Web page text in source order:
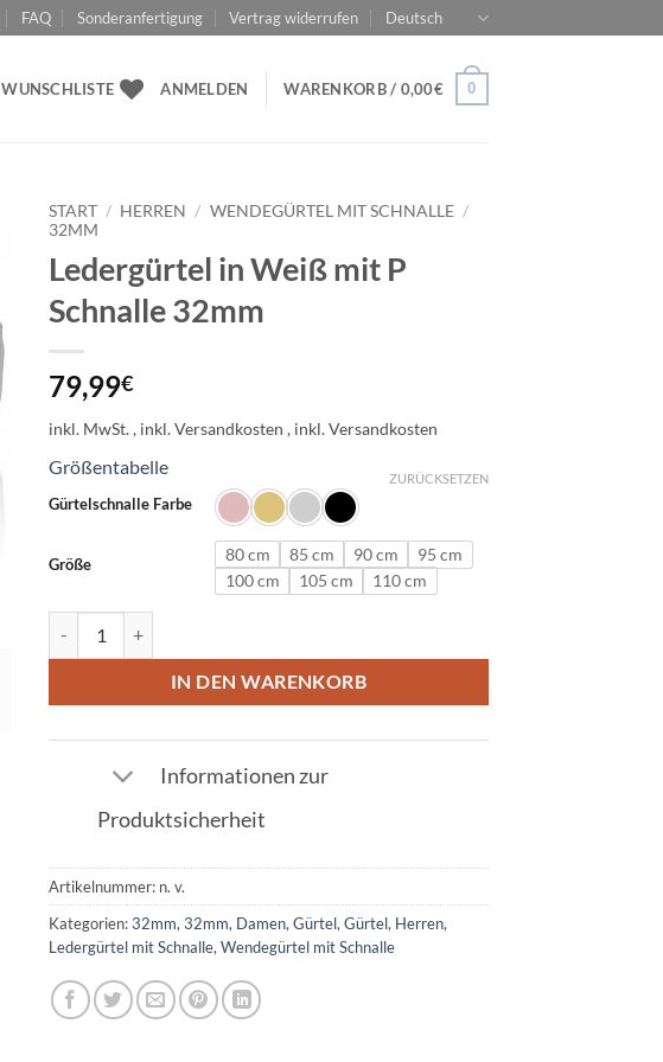
FAQ Sonderanfertigung Vertrag widerrufen Deutsch
WUNSCHLISTE ANMELDEN WARENKORB / 0,00€ 0
START / HERREN / WENDEGÜRTEL MIT SCHNALLE /
32MM
Ledergürtel in Weiß mit P
Schnalle 32mm
79,99€
inkl. MwSt.
Größentabelle
Gürtelschnalle Farbe
Größe 80 cm 85 cm 90 cm
95 cm
100 cm
105 cm 110 cm
ZURÜCKSETZEN
IN DEN WARENKORB
Informationen zur
Produktsicherheit
Artikelnummer: n. v.
Kategorien:32mm,32mm, Damen,Gürtel,Gürtel, Herren,
Ledergürtel mit Schnalle,Wendegürtel mit Schnalle